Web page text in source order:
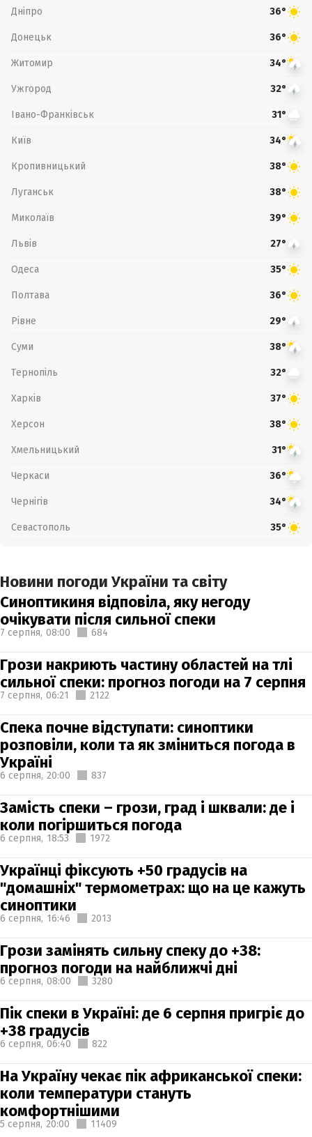
Дніпро 36°
Донецьк 36°
Житомир 34°
Ужгород 32°
Івано-Франківськ 31°
Київ 34°
Кропивницький 38°
Луганськ 38°
Миколаїв 39°
Львів 27°
Одеса 35°
Полтава 36°
Рівне 29°
Суми 38°
Тернопіль 32°
Харків 37°
Херсон 38°
Хмельницький 31°
Черкаси 36°
Чернігів 34°
Севастополь 35°
Новини погоди України та світу
Синоптикиня відповіла, яку негоду
очікувати після сильної спеки
7 серпня, 08:00 684
Грози накриють частину областей на тлі
сильної спеки: прогноз погоди на 7 серпня
7 серпня, 06:21 2122
Спека почне відступати: синоптики
розповіли, коли та як зміниться погода в
Україні
6 серпня, 20:00 837
Замість спеки – грози, град і шквали: де і
коли погіршиться погода
6 серпня, 18:53 1972
Українці фіксують +50 градусів на
"домашніх" термометрах: що на це кажуть
синоптики
6 серпня, 16:46 2013
Грози замінять сильну спеку до +38:
прогноз погоди на найближчі дні
6 серпня, 08:00 3280
Пік спеки в Україні: де 6 серпня пригріє до
+38 градусів
6 серпня, 06:40 822
На Україну чекає пік африканської спеки:
коли температури стануть
комфортнішими
5 серпня, 20:00 11409